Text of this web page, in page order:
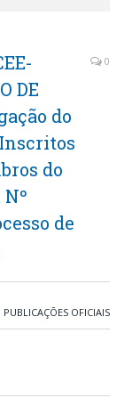
DE
do
do
de
0
PUBLICAÇÕES OFICIAIS